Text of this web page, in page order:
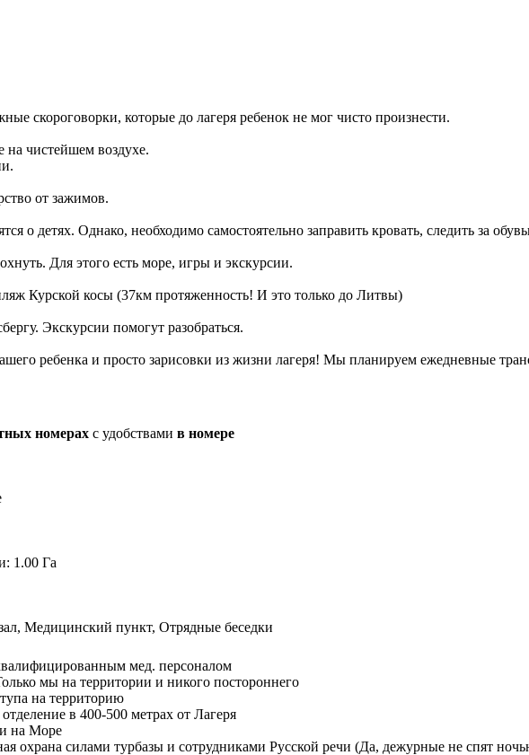
скороговорки, которые до лагеря ребенок не мог чисто произнести.
на чистейшем воздухе.
от зажимов.
о детях. Однако, необходимо самостоятельно заправить кровать, следить за
Для этого есть море, игры и экскурсии.
Курской косы (37км протяженность! И это только до Литвы)
Экскурсии помогут разобраться.
ребенка и просто зарисовки из жизни лагеря! Мы планируем ежедневные
номерах с удобствами в номере
1.00 Га
Медицинский пункт, Отрядные беседки
мед. персоналом
мы на территории и никого постороннего
на территорию
в 400-500 метрах от Лагеря
на Море
охрана силами турбазы и сотрудниками Русской речи (Да, дежурные не спят